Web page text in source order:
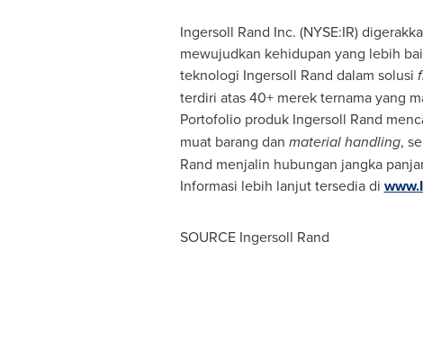
Ingersoll Rand Inc. (NYSE:IR)
mewujudkan kehidupan yang lebih
teknologi Ingersoll Rand dalam solusi
terdiri atas 40+ merek ternama yang
Portofolio produk Ingersoll Rand
muat barang dan material handling,
Rand menjalin hubungan jangka
Informasi lebih lanjut tersedia di
SOURCE Ingersoll Rand